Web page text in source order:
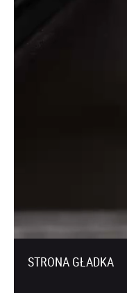
STRONA GŁADKA